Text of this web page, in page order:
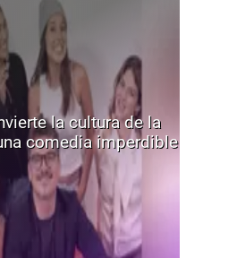
la cultura de la
comedia imperdible